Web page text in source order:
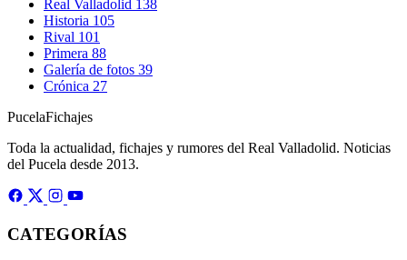
Real Valladolid 138
Historia 105
Rival 101
Primera 88
Galería de fotos 39
Crónica 27
PucelaFichajes
Toda la actualidad, fichajes y rumores del Real Valladolid. Noticias
del Pucela desde 2013.
CATEGORÍAS